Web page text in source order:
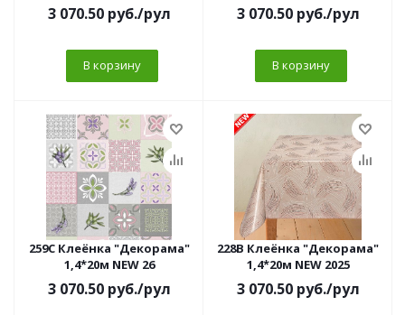
3 070.50руб./рул
В корзину
3 070.50руб./рул
В корзину
259C Клеёнка "Декорама"
1,4*20м NEW 26
3 070.50руб./рул
228B Клеёнка "Декорама"
1,4*20м NEW 2025
3 070.50руб./рул